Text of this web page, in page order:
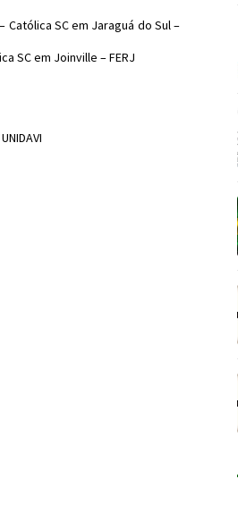
SC em Jaraguá do Sul –
SC em Joinville – FERJ